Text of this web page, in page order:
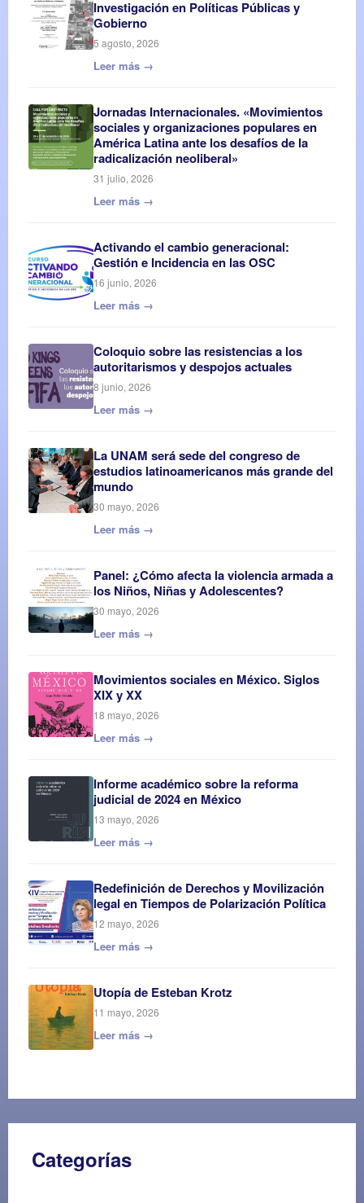
Investigación en Políticas Públicas y
Gobierno
5 agosto, 2026
Leer más →
Jornadas Internacionales. «Movimientos
sociales y organizaciones populares en
América Latina ante los desafíos de la
radicalización neoliberal»
31 julio, 2026
Leer más →
Activando el cambio generacional:
Gestión e Incidencia en las OSC
16 junio, 2026
Leer más →
Coloquio sobre las resistencias a los
autoritarismos y despojos actuales
8 junio, 2026
Leer más →
La UNAM será sede del congreso de
estudios latinoamericanos más grande del
mundo
30 mayo, 2026
Leer más →
Panel: ¿Cómo afecta la violencia armada a
los Niños, Niñas y Adolescentes?
30 mayo, 2026
Leer más →
Movimientos sociales en México. Siglos
XIX y XX
18 mayo, 2026
Leer más →
Informe académico sobre la reforma
judicial de 2024 en México
13 mayo, 2026
Leer más →
Redefinición de Derechos y Movilización
legal en Tiempos de Polarización Política
12 mayo, 2026
Leer más →
Utopía de Esteban Krotz
11 mayo, 2026
Leer más →
Categorías